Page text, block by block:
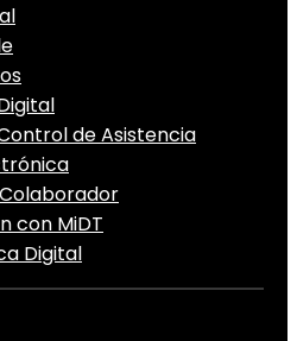
de Asistencia
con MiDT
Digital